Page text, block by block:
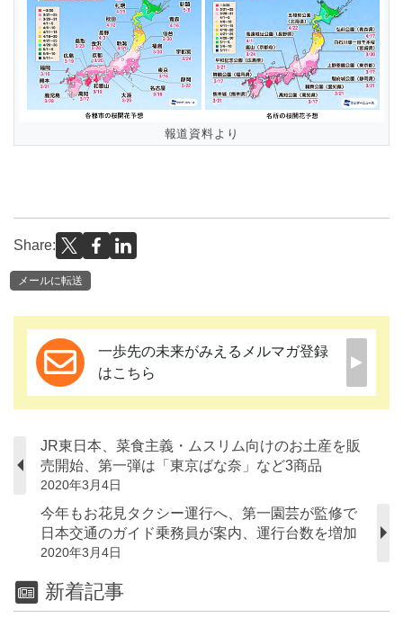
報道資料より
Share:
メールに転送
一歩先の未来がみえるメルマガ登録
はこちら
JR東日本、菜食主義・ムスリム向けのお土産を販
売開始、第一弾は「東京ばな奈」など3商品
2020年3月4日
今年もお花見タクシー運行へ、第一園芸が監修で
日本交通のガイド乗務員が案内、運行台数を増加
2020年3月4日
新着記事